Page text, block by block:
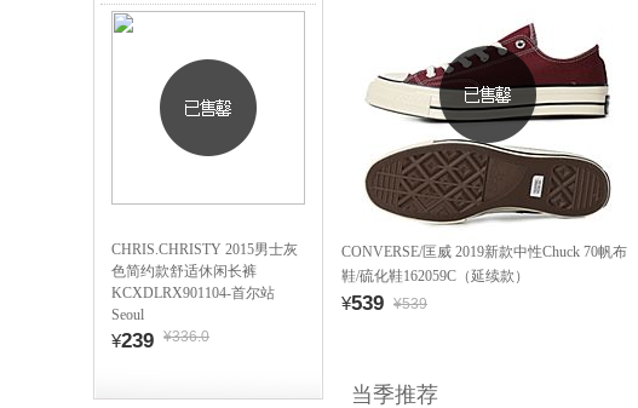
CHRIS.CHRISTY 2015男士灰
色简约款舒适休闲长裤
KCXDLRX901104-首尔站
Seoul
¥239 ¥336.0
CONVERSE/匡威 2019新款中性Chuck 70帆布
鞋/硫化鞋162059C（延续款）
¥539 ¥539
当季推荐